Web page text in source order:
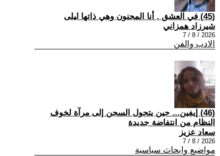
(45) في العشق , أنا المجنون وهي ذاتها ليلى
شيرزاد همزاني
2026 / 8 / 7
الادب والفن
(46) إيفين... حين يتحول السجن إلى مرآة لخوف
النظام من انتفاضة جديدة
سعاد عزيز
2026 / 8 / 7
مواضيع وابحاث سياسية